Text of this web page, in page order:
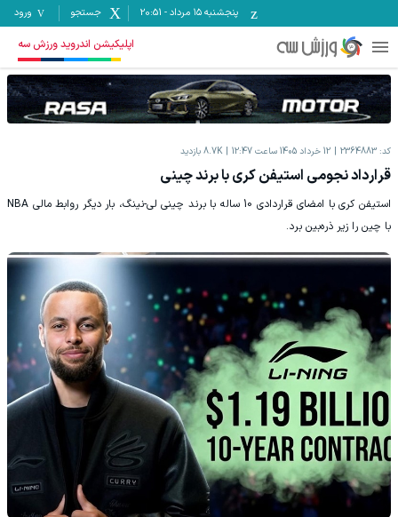
پنجشنبه ۱۵ مرداد -
20:51 جستجو ورود
اپلیکیشن اندروید ورزش سه
کد: 2364883 12 خرداد 1405 ساعت 12:47 8.7K بازدید
قرارداد نجومی استیفن کری با برند چینی
استیفن کری با امضای قراردادی 10 ساله با برند چینی لی-نینگ، بار دیگر روابط مالی NBA
با چین را زیر ذره‌بین برد.